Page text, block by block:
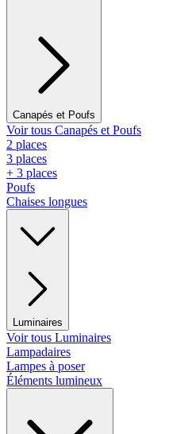
Canapés et Poufs
Voir tous Canapés et Poufs
2 places
3 places
+ 3 places
Poufs
Chaises longues
Luminaires
Voir tous Luminaires
Lampadaires
Lampes à poser
Éléments lumineux